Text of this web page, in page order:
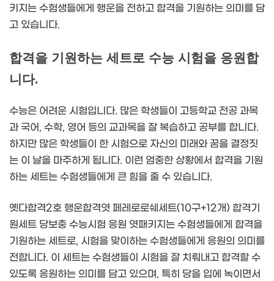
키지는 수험생들에게 행운을 전하고 합격을 기원하는 의미를 담
고 있습니다.
합격을 기원하는 세트로 수능 시험을 응원합
니다.
수능은 어려운 시험입니다. 많은 학생들이 고등학교 전공 과목
과 국어, 수학, 영어 등의 교과목을 잘 복습하고 공부를 합니다.
하지만 많은 학생들이 한 시험으로 자신의 미래와 꿈을 결정짓
는 이 날을 마주하게 됩니다. 이런 엄중한 상황에서 합격을 기원
하는 세트는 수험생들에게 큰 힘을 줄 수 있습니다.
옛다합격2호 행운합격엿 페레로로쉐세트(10구+12개) 합격기
원세트 당보충 수능시험 응원 엿패키지는 수험생들에게 합격을
기원하는 세트로, 시험을 맞이하는 수험생들에게 응원의 의미를
전합니다. 이 세트는 수험생들이 시험을 잘 치뤄내고 합격할 수
있도록 응원하는 의미를 담고 있으며, 특히 당을 입에 녹이면서